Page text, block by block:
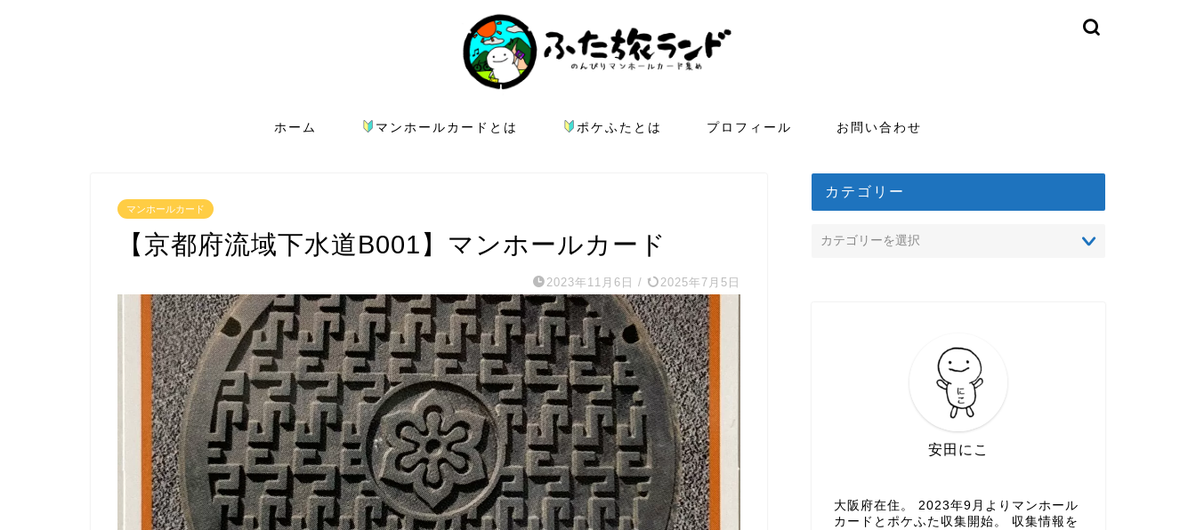
ホーム マンホールカードとは ポケふたとは プロフィール お問い合わせ
マンホールカード
【京都府流域下水道B001】マンホールカード
2023年11月6日 / 2025年7月5日
カテゴリー
安田にこ
大阪府在住。 2023年9月よりマンホール
カードとポケふた収集開始。 収集情報を